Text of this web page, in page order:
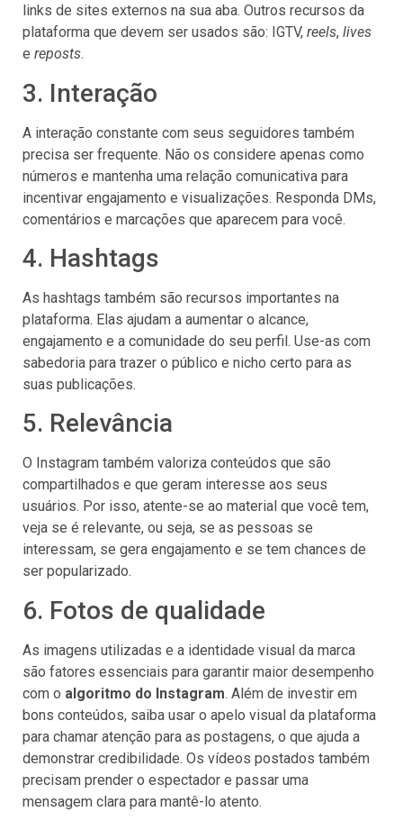
links de sites externos na sua aba. Outros recursos da
plataforma que devem ser usados são: IGTV, reels, lives
e reposts.
3. Interação
A interação constante com seus seguidores também
precisa ser frequente. Não os considere apenas como
números e mantenha uma relação comunicativa para
incentivar engajamento e visualizações. Responda DMs,
comentários e marcações que aparecem para você.
4. Hashtags
As hashtags também são recursos importantes na
plataforma. Elas ajudam a aumentar o alcance,
engajamento e a comunidade do seu perfil. Use-as com
sabedoria para trazer o público e nicho certo para as
suas publicações.
5. Relevância
O Instagram também valoriza conteúdos que são
compartilhados e que geram interesse aos seus
usuários. Por isso, atente-se ao material que você tem,
veja se é relevante, ou seja, se as pessoas se
interessam, se gera engajamento e se tem chances de
ser popularizado.
6. Fotos de qualidade
As imagens utilizadas e a identidade visual da marca
são fatores essenciais para garantir maior desempenho
com o algoritmo do Instagram. Além de investir em
bons conteúdos, saiba usar o apelo visual da plataforma
para chamar atenção para as postagens, o que ajuda a
demonstrar credibilidade. Os vídeos postados também
precisam prender o espectador e passar uma
mensagem clara para mantê-lo atento.